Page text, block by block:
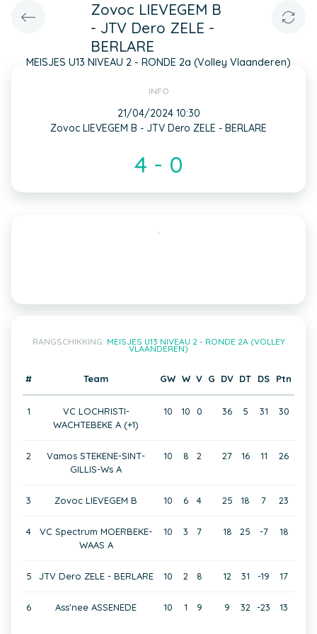
Zovoc LIEVEGEM B
- JTV Dero ZELE -
BERLARE
MEISJES U13 NIVEAU 2 - RONDE 2a (Volley Vlaanderen)
INFO
21/04/2024 10:30
Zovoc LIEVEGEM B - JTV Dero ZELE - BERLARE
4 - 0
RANGSCHIKKING: MEISJES U13 NIVEAU 2 - RONDE 2A (VOLLEY
VLAANDEREN)
# Team GW W V G DV DT DS Ptn
1
VC LOCHRISTI-
WACHTEBEKE A (+1)
10 10 0 36 5 31 30
2
Vamos STEKENE-SINT-
GILLIS-Ws A
10 8 2 27 16 11 26
3 Zovoc LIEVEGEM B 10 6 4 25 18 7 23
4
VC Spectrum MOERBEKE-
WAAS A
10 3 7 18 25 -7 18
5 JTV Dero ZELE - BERLARE 10 2 8 12 31 -19 17
6 Ass'nee ASSENEDE 10 1 9 9 32 -23 13